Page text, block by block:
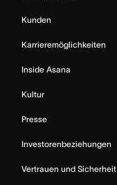
Kunden
Karrieremöglichkeiten
Inside Asana
Kultur
Presse
Investorenbeziehungen
Vertrauen und Sicherheit